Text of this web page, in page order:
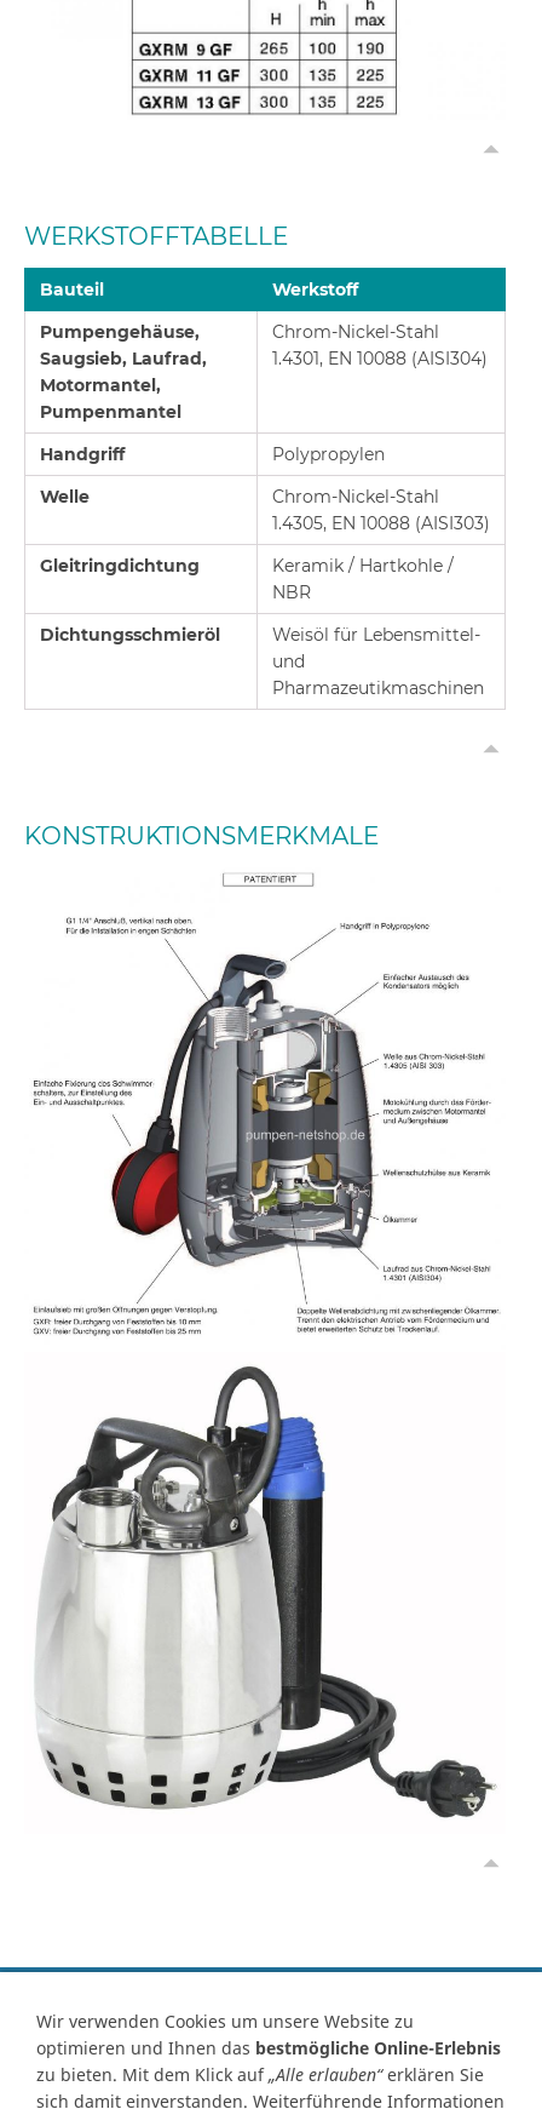
WERKSTOFFTABELLE
Bauteil
Werkstoff
Pumpengehäuse,
Saugsieb, Laufrad,
Motormantel,
Pumpenmantel
Chrom-Nickel-Stahl
1.4301, EN 10088 (AISI304)
Handgriff
Polypropylen
Welle
Chrom-Nickel-Stahl
1.4305, EN 10088 (AISI303)
Gleitringdichtung
Keramik / Hartkohle /
NBR
Dichtungsschmieröl
Weisöl für Lebensmittel-
und
Pharmazeutikmaschinen
KONSTRUKTIONSMERKMALE
Vertrag widerrufen
Kontakt Ersatzteile-AnfrageZahlungsartenVersand
WiderrufsrechtWiderrufsformularAGB Datenschutz
Wir verwenden Cookies um unsere Website zu
optimieren und Ihnen das bestmögliche Online-Erlebnis
zu bieten. Mit dem Klick auf„Alle erlauben“erklären Sie
sich damit einverstanden. Weiterführende Informationen